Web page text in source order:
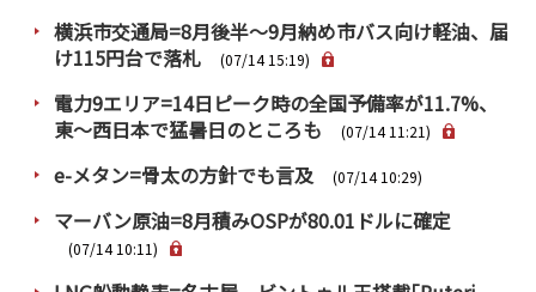
お問い合わせ
サイトマップ
Rim Energy Media(韓国語)
横浜市交通局=8月後半～9月納め市バス向け軽油、届
け115円台で落札
(07/14 15:19)
電力9エリア=14日ピーク時の全国予備率が11.7%、
東～西日本で猛暑日のところも
(07/14 11:21)
e-メタン=骨太の方針でも言及 (07/14 10:29)
マーバン原油=8月積みOSPが80.01ドルに確定
(07/14 10:11)